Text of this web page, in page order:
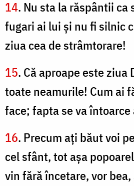
14. Nu sta la răspântii ca
fugari ai lui şi nu fi silnic
ziua cea de strâmtorare!
15. Că aproape este
toate neamurile! Cum ai
face; fapta se va întoarce
16. Precum aţi băut voi
cel sfânt, tot aşa
vin fără încetare, vor